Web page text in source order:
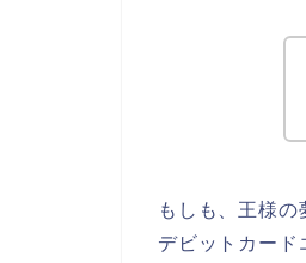
もしも、王様の
デビットカード